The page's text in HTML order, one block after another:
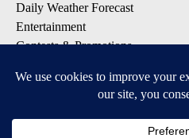
Daily Weather Forecast
Entertainment
Contests & Promotions
DOWNLOAD OUR APPS
Available for